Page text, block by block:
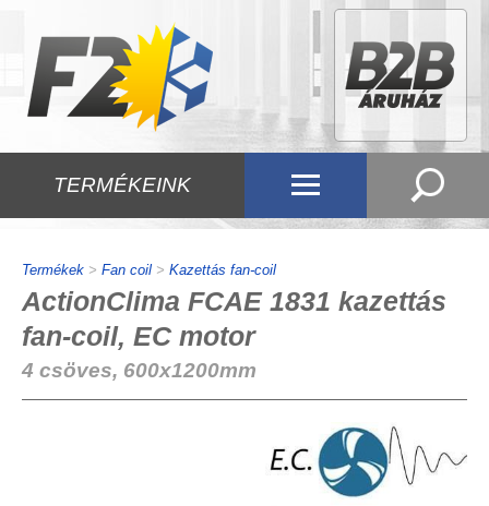
TERMÉKEINK
Termékek > Fan coil > Kazettás fan-coil
ActionClima FCAE 1831 kazettás
fan-coil, EC motor
4 csöves, 600x1200mm